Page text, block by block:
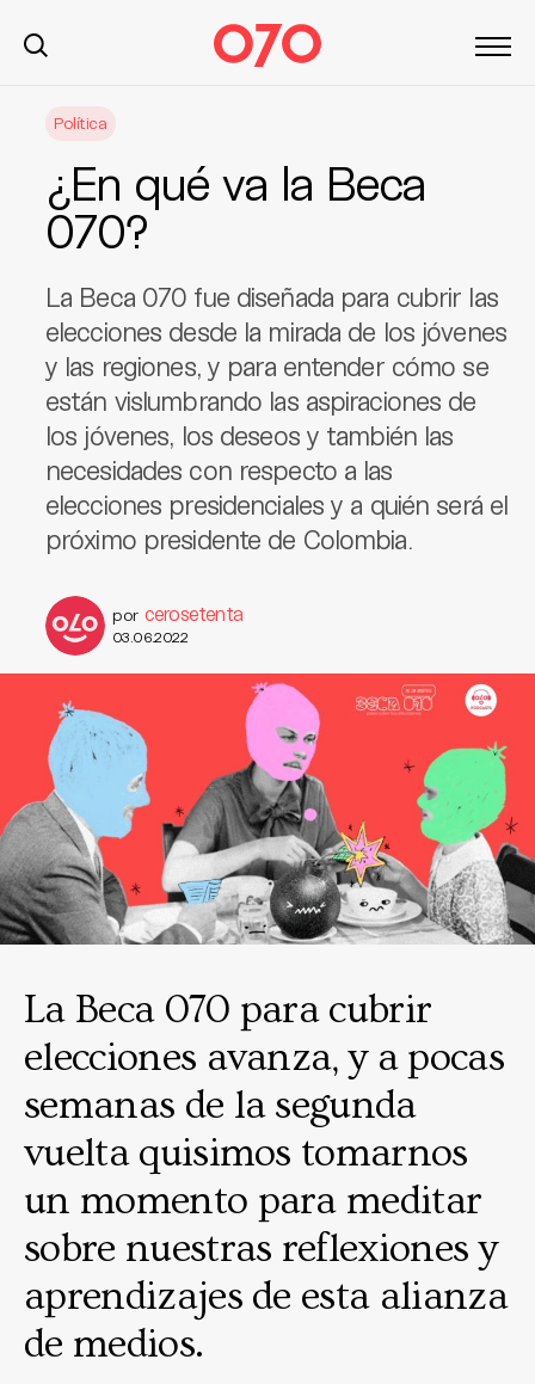
Política
¿En qué va la Beca
070?
La Beca 070 fue diseñada para cubrir las
elecciones desde la mirada de los jóvenes
y las regiones, y para entender cómo se
están vislumbrando las aspiraciones de
los jóvenes, los deseos y también las
necesidades con respecto a las
elecciones presidenciales y a quién será el
próximo presidente de Colombia.
por cerosetenta
03.06.2022
La Beca 070 para cubrir
elecciones avanza, y a pocas
semanas de la segunda
vuelta quisimos tomarnos
un momento para meditar
sobre nuestras reflexiones y
aprendizajes de esta alianza
de medios.